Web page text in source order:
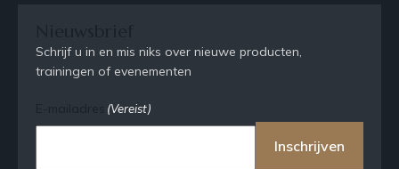
Schrijf u in en mis niks over nieuwe producten,
trainingen of evenementen
(Vereist)
Inschrijven